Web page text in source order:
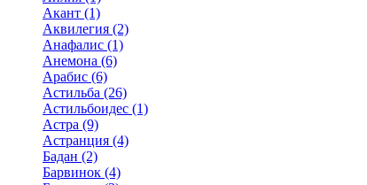
Акант (1)
Аквилегия (2)
Анафалис (1)
Анемона (6)
Арабис (6)
Астильба (26)
Астильбоидес (1)
Астра (9)
Астранция (4)
Бадан (2)
Барвинок (4)